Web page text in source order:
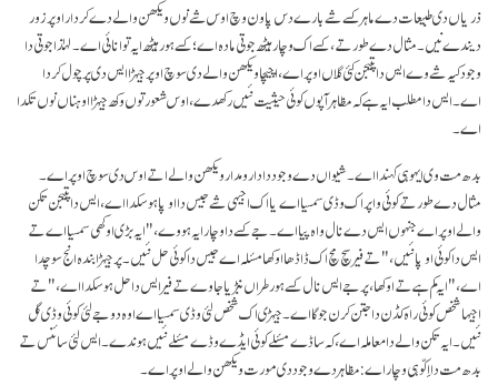
ذریاں دی طبیعات دے ماہر کسے شے بارے دس پاون وچ اوس شے نوں ویکھن والے دے کردار اوپر زور
دیندے نیں۔ مثال دے طور تے، کسے اک وچار ہیٹھ جوتی مادہ اے؛ کسے ہور ہیٹھ ایہ توانائی اے۔ لہٰذا جوتی دا
وجود کیہ شے وے ایس دا پتیجن کئی گلاں اوپر اے، اچیچا ویکھن والے دی سوچ اوپر جیہڑا ایس دی پرچول کردا
اے۔ ایس دا مطلب ایہ ہے کہ مظاہر آپوں کوئی حیثیت نئیں رکھدے، اوس شعور توں وکھ جیہڑا اوہناں نوں تکدا
اے۔
بدھ مت وی ایہو ہی کہندا اے۔ شیواں دے وجود دا دارومدار ویکھن والے اتے اوس دی سوچ اوپر اے۔
مثال دے طور تے کوئی واپر اک وڈی سمسیا اے یا اک اجیہی شے جیس دا اوپا ہو سکدا اے، ایس دا پتیجن تکن
والے اوپر اے جنہوں ایس دے نال واہ پیا اے۔ جے کسے دا وچار ایہ ہووے، "ایہ بڑی اوکھی سمسیا اے تے
ایس دا کوئی اوپا نئیں،" تے فیر سچ مچ اک ڈاڈھا اوکھا مسٔلہ اے جیس دا کوئی حل نئیں۔ پر جیہڑا بندہ انج سوچدا
اے،"ایہ کم ہے تے اوکھا، پر جے ایس نال کسے ہور طراں نبڑیا جاوے تے فیر ایس دا حل ہو سکدا اے،" تے
اجیہا شخص کوئی راہ کڈن دا جتن کرن جوگا اے۔ جیہڑی اک شخص لئی وڈی سمسیا اے اوہ دوجے لئی کوئی وڈی گل
نئیں۔ ایہ تکن والے دا معاملہ اے، کہ ساڈے مسٔلے کوئی ایڈے وڈے مسٔلے نئیں ہوندے۔ ایس لئی سائنس تے
بدھ مت دا اِکّو ہی وچار اے: مظاہر دے وجود دی مورت ویکھن والے اوپر اے۔